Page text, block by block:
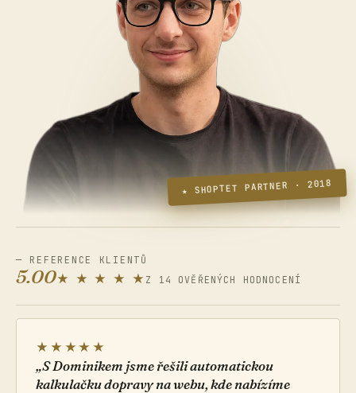
★ SHOPTET PARTNER · 2018
— REFERENCE KLIENTŮ
5.00★ ★ ★ ★ ★ Z 14 OVĚŘENÝCH HODNOCENÍ
★★★★★
„S Dominikem jsme řešili automatickou
kalkulačku dopravy na webu, kde nabízíme